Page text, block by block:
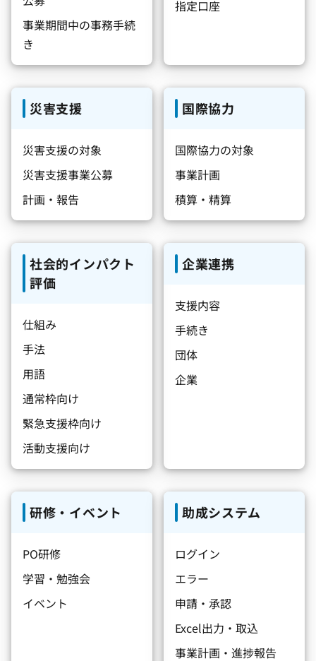
事業期間中の事務手続
き
指定口座
災害支援
災害支援の対象
災害支援事業公募
計画・報告
国際協力
国際協力の対象
事業計画
積算・精算
社会的インパクト
評価
仕組み
手法
用語
通常枠向け
緊急支援枠向け
活動支援向け
企業連携
支援内容
手続き
団体
企業
研修・イベント
PO研修
学習・勉強会
イベント
助成システム
ログイン
エラー
申請・承認
Excel出力・取込
事業計画・進捗報告